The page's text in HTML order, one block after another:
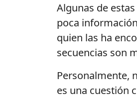
Algunas de
poca
quien las ha
secuencias son
Personalmente,
es una cuestión